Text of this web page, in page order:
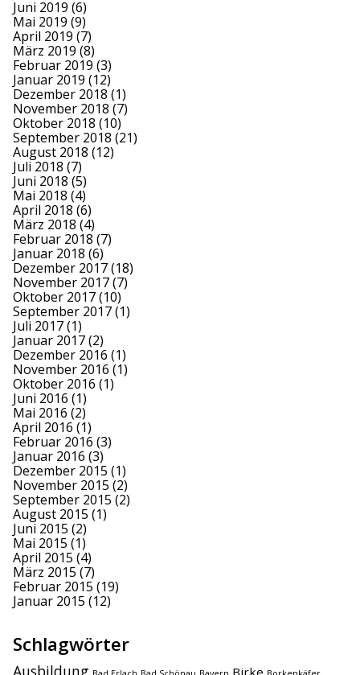
Juni 2019 (6)
Mai 2019 (9)
April 2019 (7)
März 2019 (8)
Februar 2019 (3)
Januar 2019 (12)
Dezember 2018 (1)
November 2018 (7)
Oktober 2018 (10)
September 2018 (21)
August 2018 (12)
Juli 2018 (7)
Juni 2018 (5)
Mai 2018 (4)
April 2018 (6)
März 2018 (4)
Februar 2018 (7)
Januar 2018 (6)
Dezember 2017(18)
November 2017(7)
Oktober 2017(10)
September 2017(1)
Juli 2017(1)
Januar 2017(2)
Dezember 2016 (1)
November 2016 (1)
Oktober 2016 (1)
Juni 2016 (1)
Mai 2016 (2)
April 2016 (1)
Februar 2016 (3)
Januar 2016 (3)
Dezember 2015 (1)
November 2015 (2)
September 2015 (2)
August 2015 (1)
Juni 2015 (2)
Mai 2015 (1)
April 2015 (4)
März 2015 (7)
Februar 2015 (19)
Januar 2015 (12)
Schlagwörter